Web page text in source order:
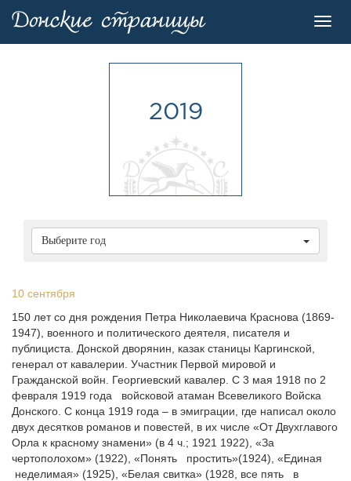
2019
Выберите год
10 сентября
150 лет со дня рождения Петра Николаевича Краснова (1869-
1947), военного и политического деятеля, писателя и
публициста. Донской дворянин, казак станицы Каргинской,
генерал от кавалерии. Участник Первой мировой и
Гражданской войн. Георгиевский кавалер. С 3 мая 1918 по 2
февраля 1919 года войсковой атаман Всевеликого Войска
Донского. С конца 1919 года – в эмиграции, где написал около
двух десятков романов и повестей, в их числе «От Двухглавого
Орла к красному знамени» (в 4 ч.; 1921 1922), «За
чертополохом» (1922), «Понять простить»(1924), «Единая
неделимая» (1925), «Белая свитка» (1928, все пять в